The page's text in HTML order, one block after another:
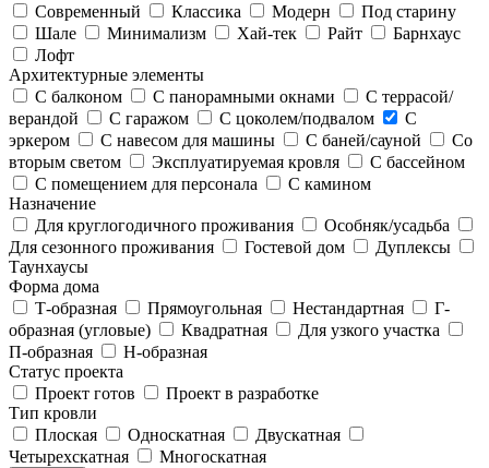
Современный
Классика Модерн
Под старину
Шале
Минимализм Хай-тек Райт
Барнхаус
Лофт
Архитектурные элементы
С балконом
С панорамными окнами
С террасой/
верандой
С гаражом С цоколем/подвалом
С
эркером
С навесом для машины С баней/сауной
Со
вторым светом
Эксплуатируемая кровля
С бассейном
С помещением для персонала
С камином
Назначение
Для круглогодичного проживания
Особняк/усадьба
Для сезонного проживания
Гостевой дом
Дуплексы
Таунхаусы
Форма дома
Т-образная
Прямоугольная Нестандартная
Г-
образная (угловые)
Квадратная
Для узкого участка
П-образная
Н-образная
Статус проекта
Проект готов
Проект в разработке
Тип кровли
Плоская
Односкатная
Двускатная
Четырехскатная
Многоскатная